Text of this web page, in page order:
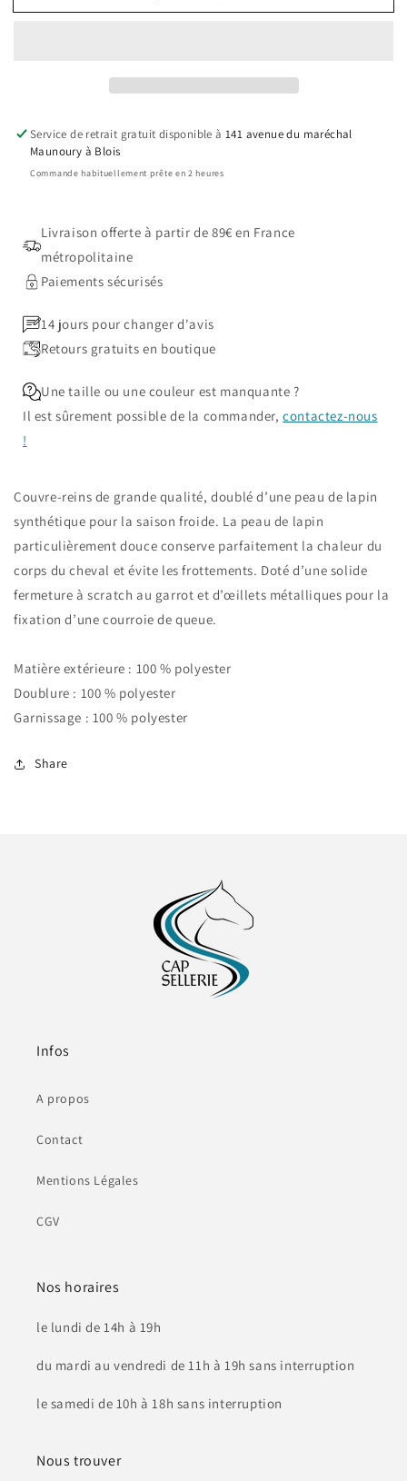
Couvre-
Couvre-
Service de retrait gratuit disponible à 141 avenue du maréchal
Maunoury à Blois
Commande habituellement prête en 2 heures
Livraison offerte à partir de 89€ en France
métropolitaine
Paiements sécurisés
14 jours pour changer d'avis
Retours gratuits en boutique
Une taille ou une couleur est manquante ?
Il est sûrement possible de la commander,contactez-nous
!
Couvre-reins de grande qualité, doublé d’une peau de lapin
synthétique pour la saison froide. La peau de lapin
particulièrement douce conserve parfaitement la chaleur du
corps du cheval et évite les frottements. Doté d’une solide
fermeture à scratch au garrot et d’œillets métalliques pour la
fixation d’une courroie de queue.
Matière extérieure : 100 % polyester
Doublure : 100 % polyester
Garnissage : 100 % polyester
Share
Infos
A propos
Contact
Mentions Légales
CGV
Nos horaires
le lundi de 14h à 19h
du mardi au vendredi de 11h à 19h sans interruption
le samedi de 10h à 18h sans interruption
Nous trouver